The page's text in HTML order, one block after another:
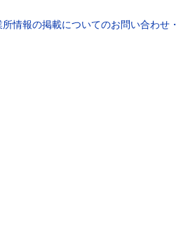
情報の掲載についてのお問い合わせ